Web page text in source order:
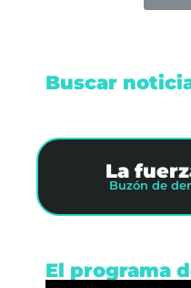
Buscar
La
Buzón de
El programa